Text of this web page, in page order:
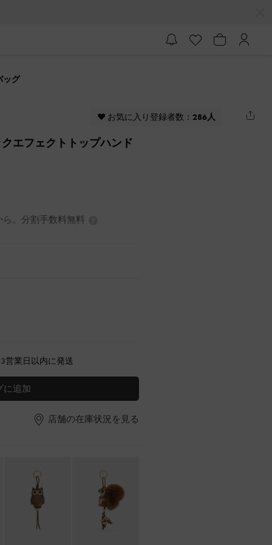
ッグ
♥ お気に入り登録者数： 286人
エフェクトトップハンド
。分割手数料無料
営業日以内に発送
に追加
店舗の在庫状況を見る